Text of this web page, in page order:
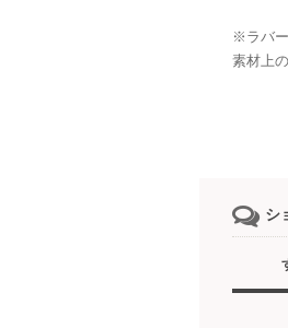
※ラバー
素材上
シ